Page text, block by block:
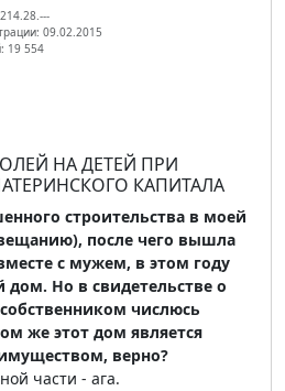
09.02.2015
19 554
НА ДЕТЕЙ ПРИ
КАПИТАЛА
строительства в моей
после чего вышла
с мужем, в этом году
дом. Но в свидетельстве о
числюсь
же этот дом является
верно?
части - ага.